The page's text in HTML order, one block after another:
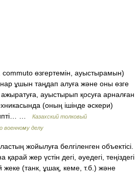
өзгертемін, ауыстырамын)
ұшын таңдап алуға және оны өзге
ажыратуға, ауыстырып қосуға арналған
(оның ішінде әскери)
…
Казахский толковый
военному делу
жойылуға белгіленген объектісі.
қарай жер үстін дегі, әуедегі, теңіздегі
(танк, ұшақ, кеме, т.б.) және